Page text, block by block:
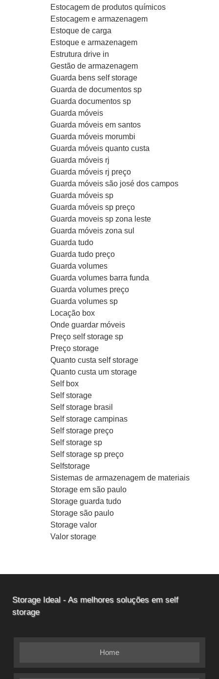
Estocagem de produtos químicos
Estocagem e armazenagem
Estoque de carga
Estoque e armazenagem
Estrutura drive in
Gestão de armazenagem
Guarda bens self storage
Guarda de documentos sp
Guarda documentos sp
Guarda móveis
Guarda móveis em santos
Guarda móveis morumbi
Guarda móveis quanto custa
Guarda móveis rj
Guarda móveis rj preço
Guarda móveis são josé dos campos
Guarda móveis sp
Guarda móveis sp preço
Guarda moveis sp zona leste
Guarda móveis zona sul
Guarda tudo
Guarda tudo preço
Guarda volumes
Guarda volumes barra funda
Guarda volumes preço
Guarda volumes sp
Locação box
Onde guardar móveis
Preço self storage sp
Preço storage
Quanto custa self storage
Quanto custa um storage
Self box
Self storage
Self storage brasil
Self storage campinas
Self storage preço
Self storage sp
Self storage sp preço
Selfstorage
Sistemas de armazenagem de materiais
Storage em são paulo
Storage guarda tudo
Storage são paulo
Storage valor
Valor storage
Storage Ideal - As melhores soluções em self
storage
Home